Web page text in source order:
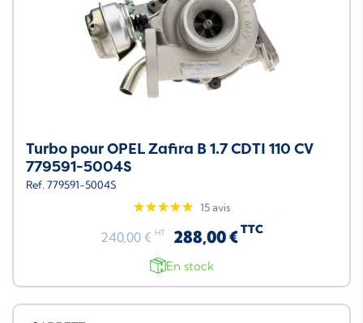
Turbo pour OPEL Zafira B 1.7 CDTI 110 CV
779591-5004S
Ref. 779591-5004S
15 avis
240,00 € HT 288,00 € TTC
En stock